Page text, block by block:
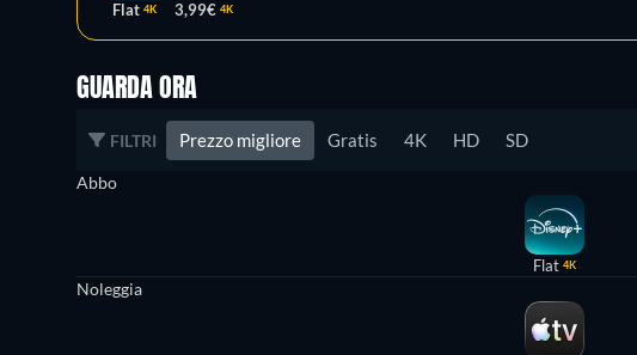
Flat 4K 3,99€ 4K
GUARDA ORA
FILTRI Prezzo migliore Gratis 4K HD SD
Abbo
Flat 4K
Noleggia